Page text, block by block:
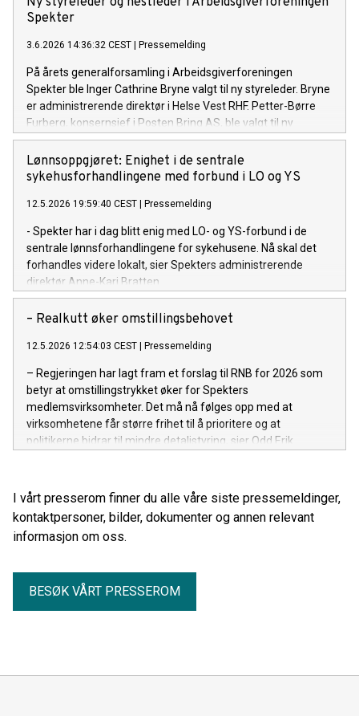
Spekter
3.6.2026 14:36:32 CEST Pressemelding
På årets generalforsamling i Arbeidsgiverforeningen
Spekter ble Inger Cathrine Bryne valgt til ny styreleder. Bryne
er administrerende direktør i Helse Vest RHF. Petter-Børre
Furberg, konsernsjef i Posten Bring AS, ble valgt til ny
nestleder.
Lønnsoppgjøret: Enighet i de sentrale
sykehusforhandlingene med forbund i LO og YS
12.5.2026 19:59:40 CEST Pressemelding
- Spekter har i dag blitt enig med LO- og YS-forbund i de
sentrale lønnsforhandlingene for sykehusene. Nå skal det
forhandles videre lokalt, sier Spekters administrerende
direktør Anne-Kari Bratten.
– Realkutt øker omstillingsbehovet
12.5.2026 12:54:03 CEST Pressemelding
– Regjeringen har lagt fram et forslag til RNB for 2026 som
betyr at omstillingstrykket øker for Spekters
medlemsvirksomheter. Det må nå følges opp med at
virksomhetene får større frihet til å prioritere og at
politikerne bidrar til mindre detaljstyring, sier Odd Erik
I vårt presserom finner du alle våre siste pressemeldinger,
kontaktpersoner, bilder, dokumenter og annen relevant
informasjon om oss.
BESØK VÅRT PRESSEROM